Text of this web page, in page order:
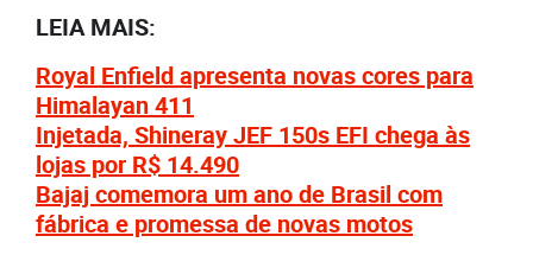
LEIA MAIS:
Royal Enfield apresenta novas cores para
Himalayan 411
Injetada, Shineray JEF 150s EFI chega às
lojas por R$ 14.490
Bajaj comemora um ano de Brasil com
fábrica e promessa de novas motos